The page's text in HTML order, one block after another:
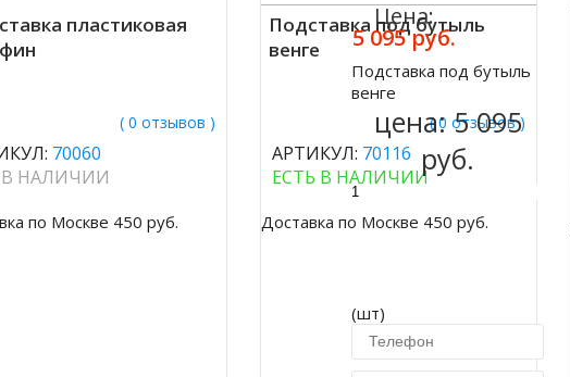
пластиковая
( 0 отзывов )
70060
В НАЛИЧИИ
по Москве 450 руб.
Подставка под бутыль
венге
( 0 отзывов )
АРТИКУЛ: 70116
ЕСТЬ В НАЛИЧИИ
Доставка по Москве 450 руб.
Цена:
5 095 руб.
Подставка под бутыль
венге
цена:5 095
руб.
(шт)